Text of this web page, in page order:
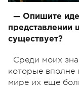
— Опишите
существует?
Среди моих
которые вполне
мире их еще